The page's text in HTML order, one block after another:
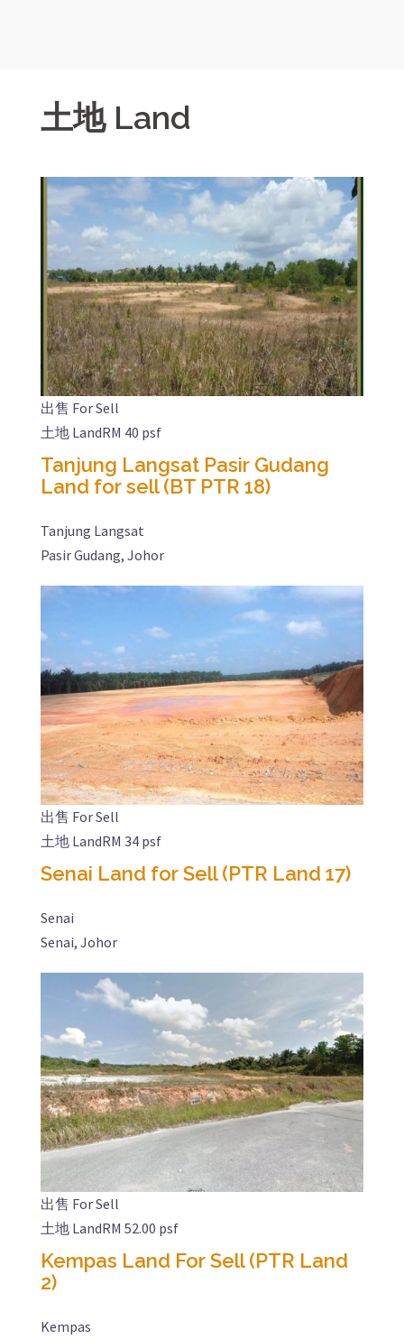
土地 Land
出售 For Sell
土地 LandRM 40 psf
Tanjung Langsat Pasir Gudang
Land for sell (BT PTR 18)
Tanjung Langsat
Pasir Gudang, Johor
出售 For Sell
土地 LandRM 34 psf
Senai Land for Sell (PTR Land 17)
Senai
Senai, Johor
出售 For Sell
土地 LandRM 52.00 psf
Kempas Land For Sell (PTR Land
2)
Kempas